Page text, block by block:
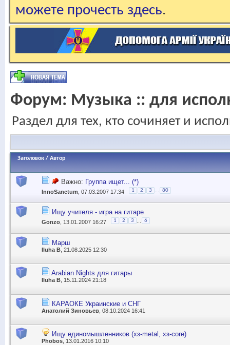
можете прочесть здесь.
Форум: Музыка :: для
Раздел для тех, кто сочиняет и
Заголовок / Автор
Важно: Группа ищет... (*)
InnoSanctum , 07.03.2007 17:34 1 2 3 80
Ищу учителя - игра на гитаре
Gonzo , 13.01.2007 16:27 1 2 3 6
Марш
Iluha B , 21.08.2025 12:30
Arabian Nights для гитары
Iluha B, 15.11.2024 21:18
КАРАОКЕ Украинские и СНГ
Анатолий Зиновьев , 08.10.2024 16:41
Ищу единомышленников (хз-metal, хз-core)
Phobos , 13.01.2016 10:10